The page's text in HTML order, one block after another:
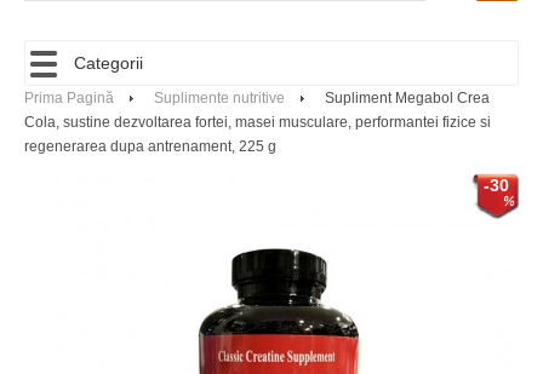
Categorii
Prima Pagină Suplimente nutritive
Supliment Megabol Crea
Cola, sustine dezvoltarea fortei, masei musculare, performantei fizice si
regenerarea dupa antrenament, 225 g
-30